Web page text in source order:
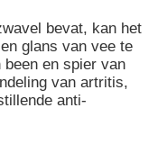
bevat, kan het
glans van vee te
en spier van
van artritis,
anti-